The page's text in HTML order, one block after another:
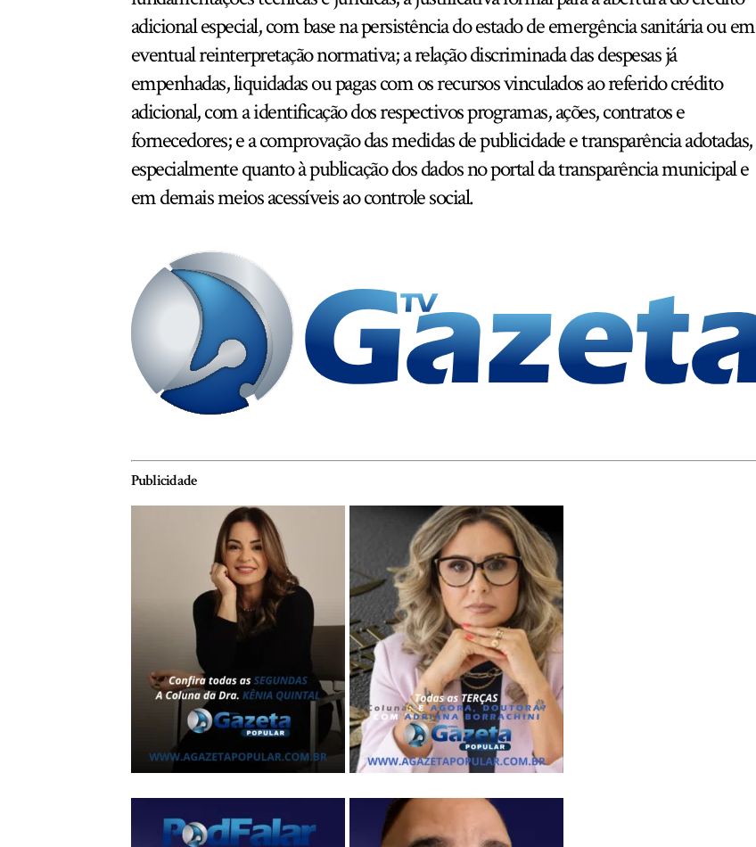
adicional especial, com base na persistência do estado de emergência sanitária ou em
eventual reinterpretação normativa; a relação discriminada das despesas já
empenhadas, liquidadas ou pagas com os recursos vinculados ao referido crédito
adicional, com a identificação dos respectivos programas, ações, contratos e
fornecedores; e a comprovação das medidas de publicidade e transparência adotadas,
especialmente quanto à publicação dos dados no portal da transparência municipal e
em demais meios acessíveis ao controle social.
Publicidade